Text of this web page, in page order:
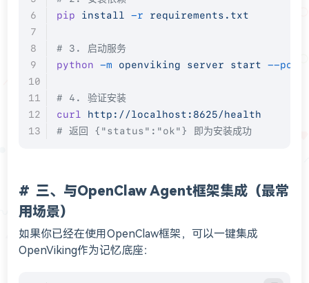
pip install -r requirements.txt
# 3. 启动服务
python -m openviking server start --port
# 4. 验证安装
curl
http://localhost:8625/health
# 返回 {"status":"ok"} 即为安装成功
三、与OpenClaw Agent框架集成（最常
用场景）
如果你已经在使用OpenClaw框架，可以一键集成
OpenViking作为记忆底座：